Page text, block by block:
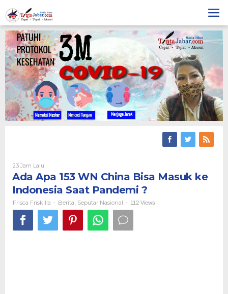
to
content
23 Jam Lalu
Frisca
Friskilla
Ada Apa 153 WN China Bisa Masuk ke
Indonesia Saat Pandemi ?
Frisca Friskilla - Berita Seputar Nasional - 112 Views